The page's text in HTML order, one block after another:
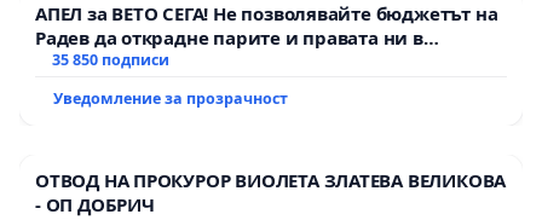
АПЕЛ за ВЕТО СЕГА! Не позволявайте бюджетът на
Радев да открадне парите и правата ни в
тъмното
35 850 подписи
Уведомление за прозрачност
ОТВОД НА ПРОКУРОР ВИОЛЕТА ЗЛАТЕВА ВЕЛИКОВА
- ОП ДОБРИЧ